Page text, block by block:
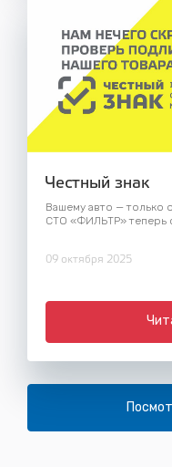
Честный знак
Вашему авто — только
СТО «ФИЛЬТР» теперь
09 октября 2025